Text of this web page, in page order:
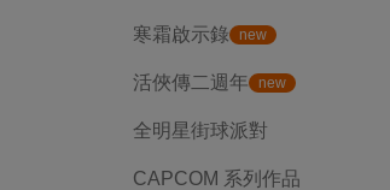
寒霜啟示錄 new
活俠傳二週年 new
全明星街球派對
CAPCOM 系列作品